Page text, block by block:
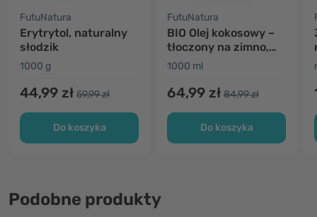
FutuNatura
Erytrytol, naturalny
słodzik
1000 g
44,99 zł 59,99 zł
Do koszyka
FutuNatura
BIO Olej kokosowy –
tłoczony na zimno,
nierafinowany
1000 ml
64,99 zł 84,99 zł
Do koszyka
Podobne produkty